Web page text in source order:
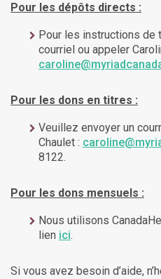
Pour les dépôts directs :
Pour les instructions de
courriel ou appeler
Pour les dons en titres :
Veuillez envoyer un
Chaulet :
8122.
Pour les dons mensuels :
Nous utilisons
lien ici.
Si vous avez besoin d’aide,